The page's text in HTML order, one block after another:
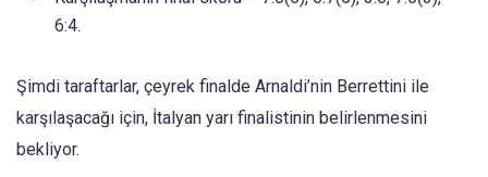
6:4.
Şimdi taraftarlar, çeyrek finalde Arnaldi’nin Berrettini ile
karşılaşacağı için, İtalyan yarı finalistinin belirlenmesini
bekliyor.